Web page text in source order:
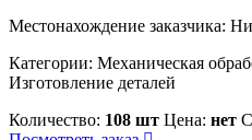
Местонахождение заказчика:
Категории: Механическая
Изготовление деталей
Количество: 108 шт Цена: нет